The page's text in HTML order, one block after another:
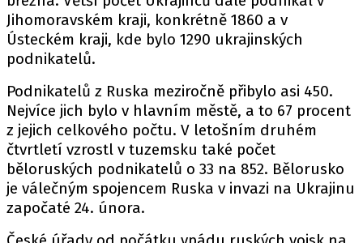
Jihomoravském kraji, konkrétně 1860 a v
Ústeckém kraji, kde bylo 1290 ukrajinských
podnikatelů.
Podnikatelů z Ruska meziročně přibylo asi 450.
Nejvíce jich bylo v hlavním městě, a to 67 procent
z jejich celkového počtu. V letošním druhém
čtvrtletí vzrostl v tuzemsku také počet
běloruských podnikatelů o 33 na 852. Bělorusko
je válečným spojencem Ruska v invazi na Ukrajinu
započaté 24. února.